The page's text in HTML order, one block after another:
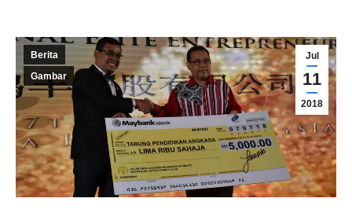
Jul
11
2018
Berita
Gambar